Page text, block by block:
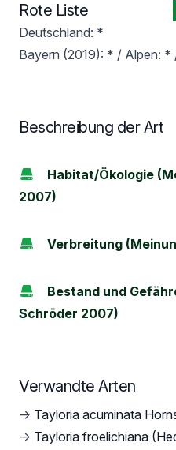
Rote Liste
Deutschland: *
Bayern (2019): * / Alpen: *
Beschreibung der Art
Habitat/Ökologie
2007)
Verbreitung
Bestand und
Schröder 2007)
Verwandte Arten
→ Tayloria acuminata
→ Tayloria froelichiana